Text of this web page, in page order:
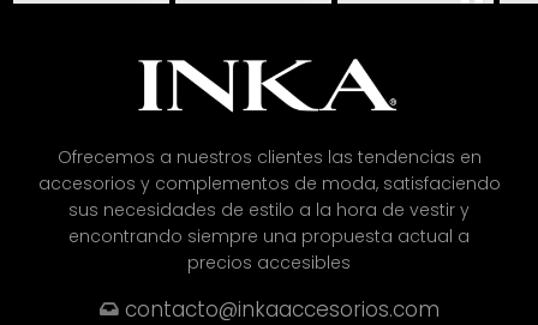
Ofrecemos a nuestros clientes las tendencias en
accesorios y complementos de moda, satisfaciendo
sus necesidades de estilo a la hora de vestir y
encontrando siempre una propuesta actual a
precios accesibles
contacto@inkaaccesorios.com